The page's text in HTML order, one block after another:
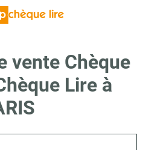
vente Chèque
Lire à